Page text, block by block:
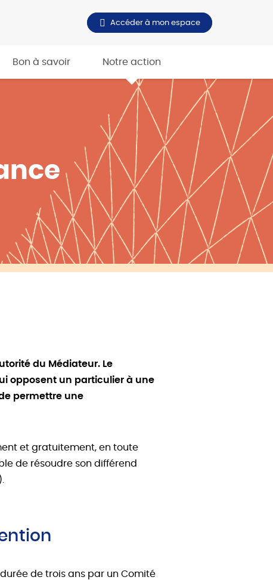
Accéder à mon espace
Bon à savoir Notre action
du Médiateur. Le
opposent un particulier à une
permettre une
et gratuitement, en toute
de résoudre son différend
de trois ans par un Comité